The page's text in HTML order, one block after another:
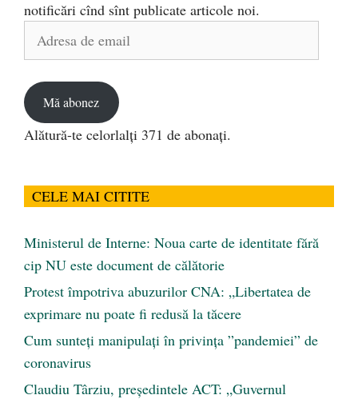
notificări cînd sînt publicate articole noi.
Adresa
Mă abonez
Alătură-te celorlalți 371 de abonați.
CELE MAI CITITE
Ministerul de Interne: Noua carte de identitate fără
cip NU este document de călătorie
Protest împotriva abuzurilor CNA: „Libertatea de
exprimare nu poate fi redusă la tăcere
Cum sunteți manipulați în privința ”pandemiei” de
coronavirus
Claudiu Târziu, președintele ACT: „Guvernul